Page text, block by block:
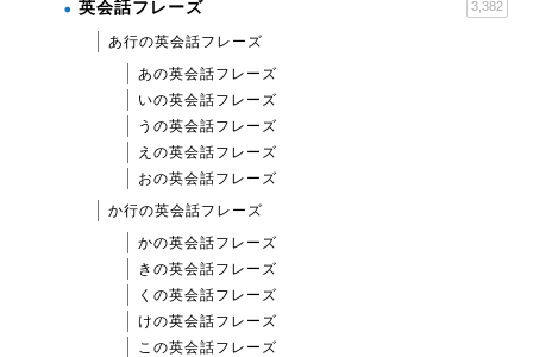
英会話フレーズ 3,382
あ行の英会話フレーズ
あの英会話フレーズ
いの英会話フレーズ
うの英会話フレーズ
えの英会話フレーズ
おの英会話フレーズ
か行の英会話フレーズ
かの英会話フレーズ
きの英会話フレーズ
くの英会話フレーズ
けの英会話フレーズ
この英会話フレーズ